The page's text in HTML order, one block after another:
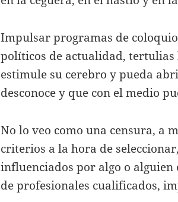
Impulsar programas de
políticos de actualidad,
estimule su cerebro y pueda
desconoce y que con el medio
No lo veo como una censura, a
criterios a la hora de
influenciados por algo o
de profesionales cualificados,